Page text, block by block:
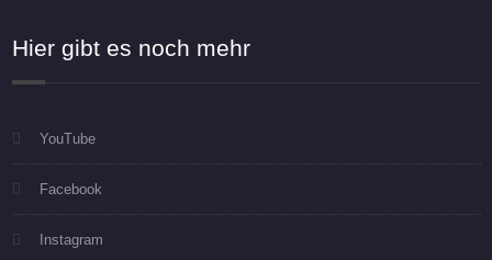
Hier gibt es noch mehr
YouTube
Facebook
Instagram